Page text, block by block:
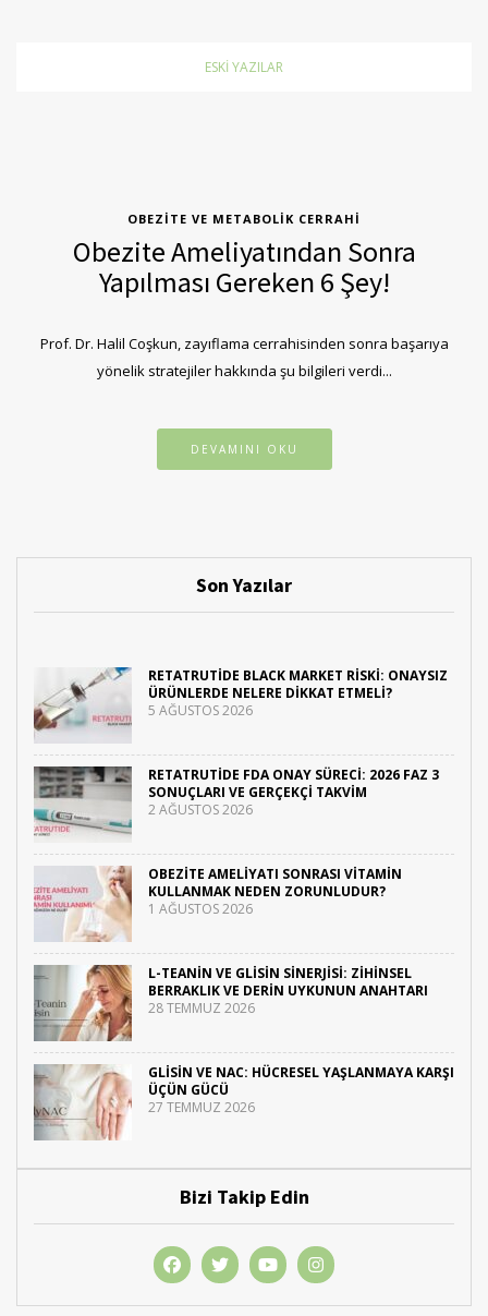
ESKI YAZILAR
OBEZITE VE METABOLIK CERRAHI
Obezite Ameliyatından Sonra
Yapılması Gereken 6 Şey!
Prof. Dr. Halil Coşkun, zayıflama cerrahisinden sonra başarıya
yönelik stratejiler hakkında şu bilgileri verdi...
DEVAMINI OKU
Son Yazılar
RETATRUTIDE BLACK MARKET RISKI: ONAYSIZ
ÜRÜNLERDE NELERE DIKKAT ETMELI?
5 AĞUSTOS 2026
RETATRUTIDE FDA ONAY SÜRECI: 2026 FAZ 3
SONUÇLARI VE GERÇEKÇI TAKVIM
2 AĞUSTOS 2026
OBEZITE AMELIYATI SONRASI VITAMIN
KULLANMAK NEDEN ZORUNLUDUR?
1 AĞUSTOS 2026
L-TEANIN VE GLISIN SINERJISI: ZIHINSEL
BERRAKLIK VE DERIN UYKUNUN ANAHTARI
28 TEMMUZ 2026
GLISIN VE NAC: HÜCRESEL YAŞLANMAYA KARŞI
ÜÇÜN GÜCÜ
27 TEMMUZ 2026
Bizi Takip Edin